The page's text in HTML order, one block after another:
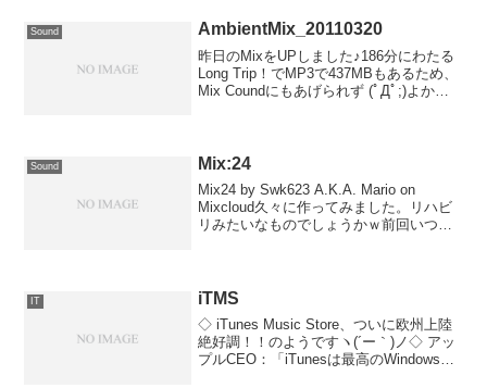
Sound AmbientMix_20110320
昨日のMixをUPしました♪186分にわたる
Long Trip！でMP3で437MBもあるため、
Mix Coundにもあげられず (ﾟДﾟ;)よかっ
Sound Mix:24
Mix24 by Swk623 A.K.A. Mario on
Mixcloud久々に作ってみました。リハビ
リみたいなものでしょうかｗ前回いつ作
IT iTMS
◇ iTunes Music Store、ついに欧州上陸
絶好調！！のようですヽ(´ー｀)ノ◇ アッ
プルCEO：「iTunesは最高のWindowsア